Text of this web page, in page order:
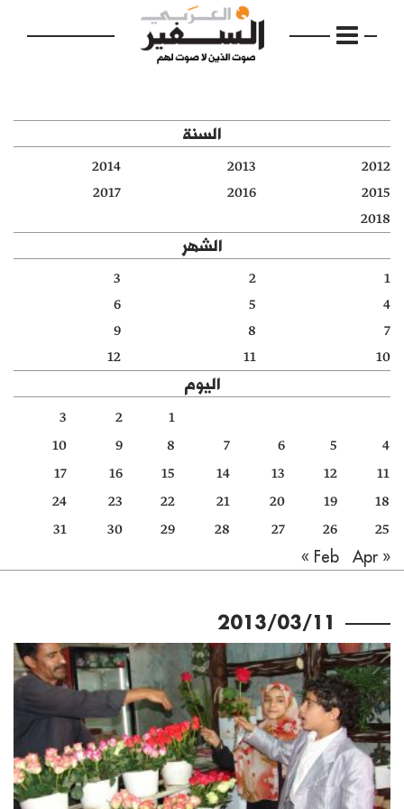
الرئيسية
مواضيع
دفاتر
الأرشيف
السنة
2012
2013
2014
2015
2016
2017
2018
الشهر
1
2
3
4
5
6
7
8
9
10
11
12
اليوم
1
2
3
4
5
6
7
8
9
10
11
12
13
14
15
16
17
18
19
20
21
22
23
24
25
26
27
28
29
30
31
« Feb
Apr »
2013/03/11